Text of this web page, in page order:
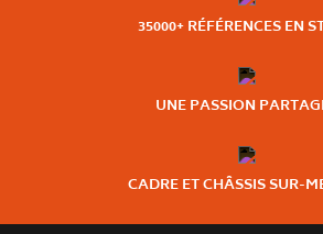
35000+ RÉFÉRENCES EN
UNE PASSION
CADRE ET CHÂSSIS SUR-